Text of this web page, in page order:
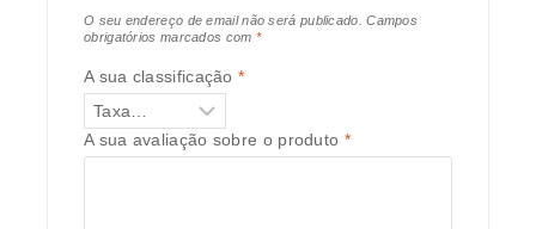
O seu endereço de email não será publicado.
Campos
obrigatórios marcados com *
A sua classificação*
A sua avaliação sobre o produto *